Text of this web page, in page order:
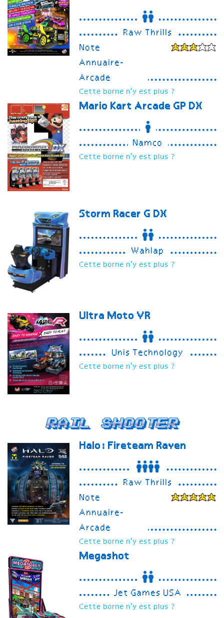
Raw Thrills
Note
Annuaire-
Arcade
Cette borne n'y est plus ?
Mario Kart Arcade GP DX
Namco
Cette borne n'y est plus ?
Storm Racer GDX
Wahlap
Cette borne n'y est plus ?
Ultra Moto VR
Unis Technology
Cette borne n'y est plus ?
Rail Shooter
Halo: Fireteam Raven
Raw Thrills
Note
Annuaire-
Arcade
Cette borne n'y est plus ?
Megashot
Jet Games USA
Cette borne n'y est plus ?